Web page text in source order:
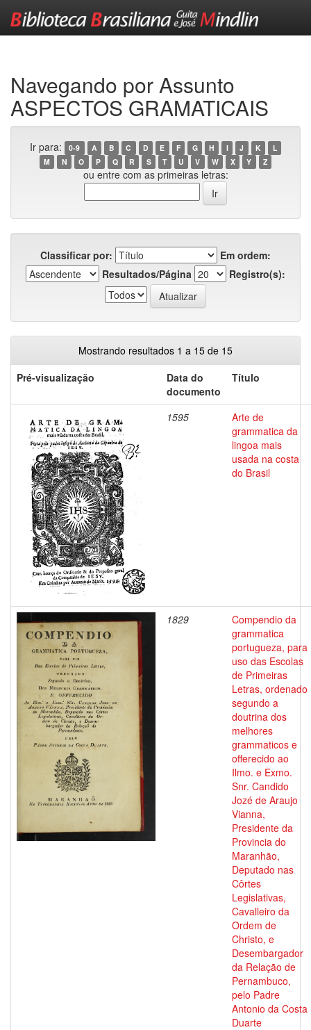
Navegando por Assunto
ASPECTOS GRAMATICAIS
Ir para: 0-9 A B C D E F G H I J K
L
M
N O P Q R S T U V W X Y Z
ou entre com as primeiras letras:
Classificar por:
Em ordem:
Resultados/Página
Registro(s):
Mostrando resultados 1 a 15 de 15
Pré-visualização
Data do
documento
Título
1595
Arte de
grammatica da
lingoa mais
usada na costa
do Brasil
1829
Compendio da
grammatica
portugueza, para
uso das Escolas
de Primeiras
Letras, ordenado
segundo a
doutrina dos
melhores
grammaticos e
offerecido ao
Ilmo. e Exmo.
Snr. Candido
Jozé de Araujo
Vianna,
Presidente da
Provincia do
Maranhão,
Deputado nas
Côrtes
Legislativas,
Cavalleiro da
Ordem de
Christo, e
Desembargador
da Relação de
Pernambuco,
pelo Padre
Antonio da Costa
Duarte